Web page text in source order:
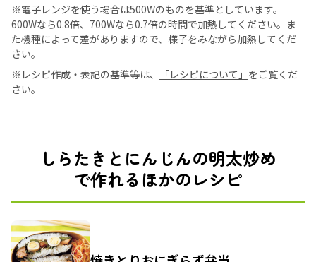
※電子レンジを使う場合は500Wのものを基準としています。
600Wなら0.8倍、700Wなら0.7倍の時間で加熱してください。ま
た機種によって差がありますので、様子をみながら加熱してくだ
さい。
※レシピ作成・表記の基準等は、
「レシピについて」 をご覧くだ
さい。
しらたきとにんじんの明太炒め
で作れるほかのレシピ